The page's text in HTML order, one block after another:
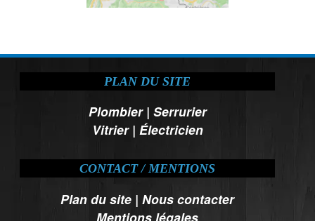
PLAN DU SITE
Plombier| Serrurier
Vitrier| Électricien
CONTACT / MENTIONS
Plan du site |Nous contacter
Mentions légales